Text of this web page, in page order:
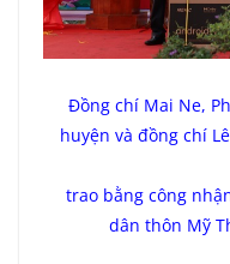
Đồng chí Mai Ne,
huyện và đồng chí
trao bằng công
dân thôn Mỹ